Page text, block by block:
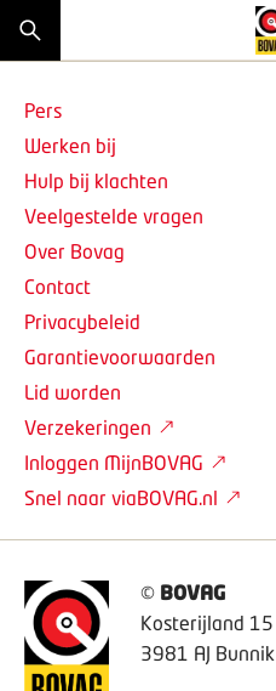
© BOVAG
Kosterijland 15
3981 AJ Bunnik
Pers
Werken bij
Hulp bij klachten
Veelgestelde vragen
Over Bovag
Contact
Privacybeleid
Garantievoorwaarden
Lid worden
Verzekeringen
Inloggen MijnBOVAG
Snel naar viaBOVAG.nl